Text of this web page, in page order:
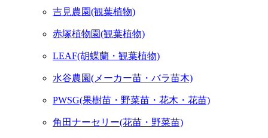
吉見農園(観葉植物)
赤塚植物園(観葉植物)
LEAF(胡蝶蘭・観葉植物)
水谷農園(メーカー苗・バラ苗木)
PWSG(果樹苗・野菜苗・花木・花苗)
角田ナーセリー(花苗・野菜苗)